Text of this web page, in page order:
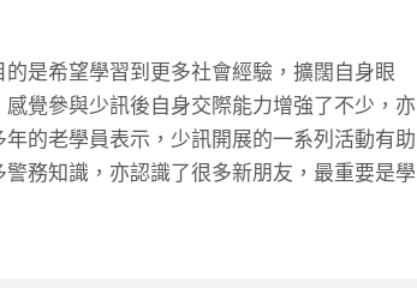
是希望學習到更多社會經驗，擴闊自身眼
覺參與少訊後自身交際能力增強了不少，亦
的老學員表示，少訊開展的一系列活動有助
務知識，亦認識了很多新朋友，最重要是學